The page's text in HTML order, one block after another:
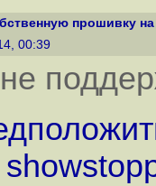
прошивку
00:39